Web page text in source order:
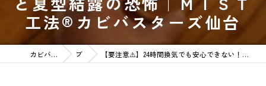
工法®カビバスターズ仙台
カビバスターズ仙台HOME ブログ 【要注意⚠️】24時間換気でも安心できない！？「負圧」が引き起こす見えないカビ被害と夏型結露の恐怖｜ＭＩＳＴ工法®カビバスターズ仙台